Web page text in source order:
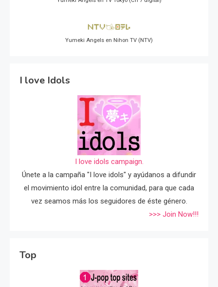
Yumeki Angels en Nihon TV (NTV)
I love Idols
I love idols campaign.
Únete a la campaña "I love idols" y ayúdanos a difundir
el movimiento idol entre la comunidad, para que cada
vez seamos más los seguidores de éste género.
>>> Join Now!!!
Top